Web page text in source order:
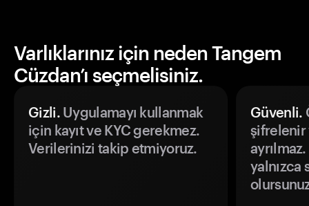
Varlıklarınız için neden Tangem
Cüzdan’ı seçmelisiniz.
Gizli.Uygulamayı kullanmak
için kayıt ve KYC gerekmez.
Verilerinizi takip etmiyoruz.
Güvenli.
şifrelenir
yalnızca